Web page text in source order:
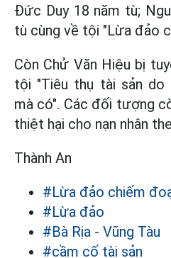
Đức Duy 18 năm tù;
tù cùng về tội "Lừa đảo
Còn Chử Văn Hiệu bị
tội "Tiêu thụ tài sản do
mà có". Các đối tượng
thiệt hại cho nạn nhân
Thành An
#Lừa đảo chiếm
#Lừa đảo
#Bà Rịa - Vũng Tàu
#cầm cố tài sản